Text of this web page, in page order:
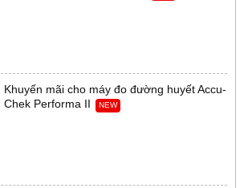
Khuyến mãi cho máy đo đường huyết Accu-
Chek Performa II
NEW